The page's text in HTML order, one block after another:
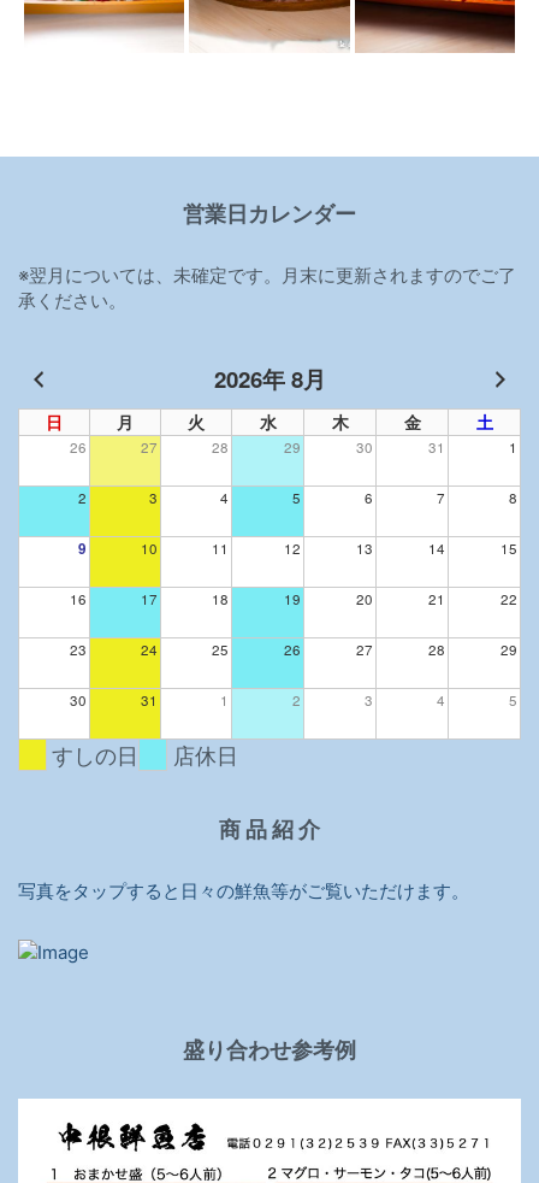
営業日カレンダー
※翌月については、未確定です。月末に更新されますのでご了
承ください。
2026年 8月
日 月 火 水 木 金 土
26 27 28 29 30 31 1
2 3 4 5 6 7 8
9 10 11 12 13 14 15
16 17 18 19 20 21 22
23 24 25 26 27 28 29
30 31 1 2 3 4 5
すしの日 店休日
商 品 紹 介
写真をタップすると日々の鮮魚等がご覧いただけます。
盛り合わせ参考例